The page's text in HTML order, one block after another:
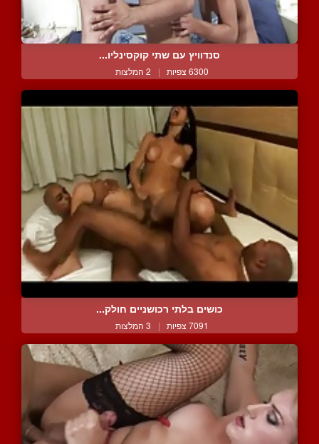
סנדוויץ עם שתי קוקסינליו...
6300 צפיות | 2 המלצות
כושים בלתי רכושניים חולק...
7091 צפיות | 3 המלצות